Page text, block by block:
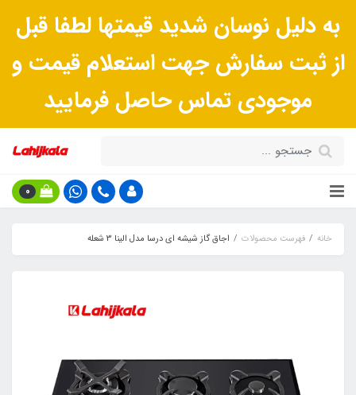
به دلیل نوسان شدید قیمتها لطفا قبل
از ثبت سفارش جهت استعلام قیمت و
موجودی تماس حاصل فرمایید
0
خانه فهرست محصولات اجاق گاز شیشه ای درسا مدل الینا 3 شعله